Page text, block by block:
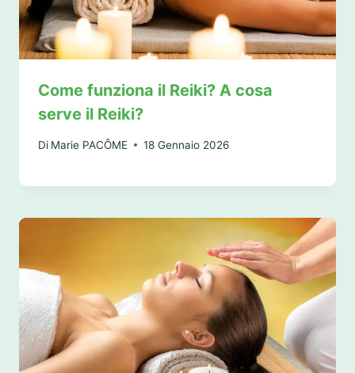
Come funziona il Reiki? A cosa
serve il Reiki?
Di Marie PACÔME 18 Gennaio 2026